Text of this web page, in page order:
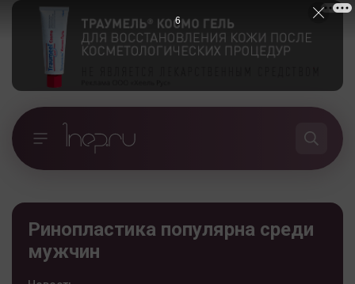
Ринопластика популярна среди
мужчин
5